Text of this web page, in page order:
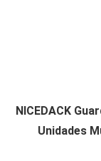
NICEDACK
Unidades